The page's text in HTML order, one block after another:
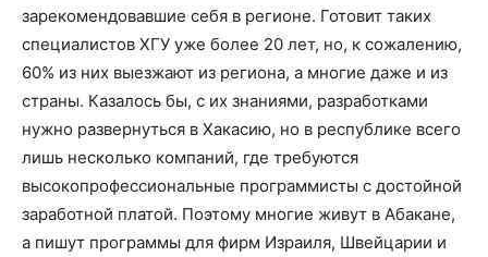
зарекомендовавшие себя в регионе. Готовит таких
специалистов ХГУ уже более 20 лет, но, к сожалению,
60% из них выезжают из региона, а многие даже и из
страны. Казалось бы, с их знаниями, разработками
нужно развернуться в Хакасию, но в республике всего
лишь несколько компаний, где требуются
высокопрофессиональные программисты с достойной
заработной платой. Поэтому многие живут в Абакане,
а пишут программы для фирм Израиля, Швейцарии и